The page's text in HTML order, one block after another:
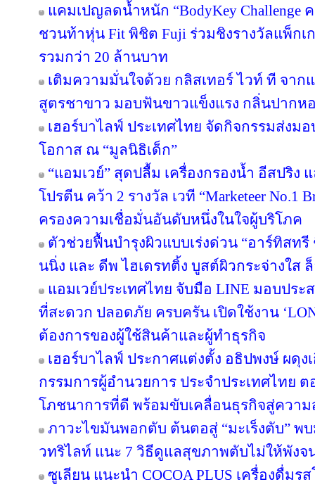
แคมเปญลดน้ำหนัก “BodyKey Challenge
ชวนท้าหุ่น Fit พิชิต Fuji ร่วมชิงรางวัลแพ็กเ
รวมกว่า 20 ล้านบาท
เติมความมั่นใจด้วย กลิสเทอร์ ไวท์ ที จาก
สูตรชาขาว มอบฟันขาวแข็งแรง กลิ่นปากห
เฮอร์บาไลฟ์ ประเทศไทย จัดกิจกรรมส่ง
โอกาส ณ “มูลนิธิเด็ก”
“แอมเวย์” สุดปลื้ม เครื่องกรองน้ำ อีสปริง
โปรตีน คว้า 2 รางวัล เวที “Marketeer No.1
ครองความเชื่อมั่นอันดับหนึ่งในใจผู้บริโภค
ตัวช่วยฟื้นบำรุงผิวแบบเร่งด่วน “อาร์ทิสท
นนิ่ง และ ดีพ ไฮเดรทติ้ง บูสต์ผิวกระจ่างใส
แอมเวย์ประเทศไทย จับมือ LINE มอบปร
ที่สะดวก ปลอดภัย ครบครัน เปิดใช้งาน
ต้องการของผู้ใช้สินค้าและผู้ทำธุรกิจ
เฮอร์บาไลฟ์ ประกาศแต่งตั้ง อธิปพงษ์ ผดุง
กรรมการผู้อำนวยการ ประจำประเทศไทย
โภชนาการที่ดี พร้อมขับเคลื่อนธุรกิจสู่ความ
ภาวะไขมันพอกตับ ต้นตอสู่ “มะเร็งตับ” พ
วทริไลท์ แนะ 7 วิธีดูแลสุขภาพตับไม่ให้พังจ
ซูเลียน แนะนำ COCOA PLUS เครื่องดื่ม